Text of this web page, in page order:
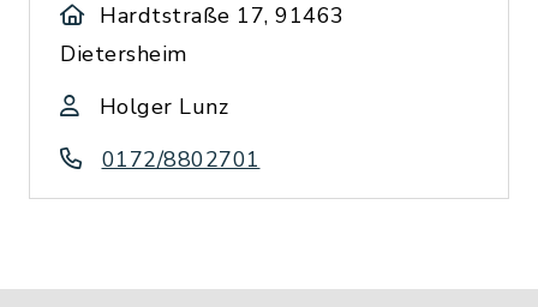
Hardtstraße 17, 91463
Dietersheim
Holger Lunz
0172/8802701